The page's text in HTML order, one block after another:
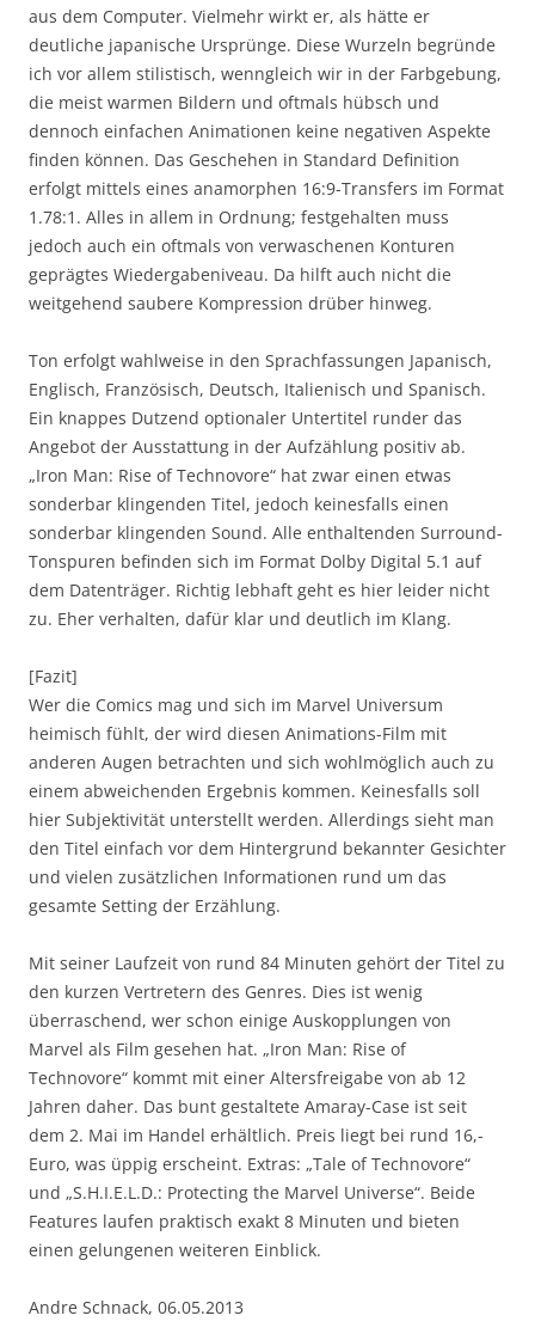
aus dem Computer. Vielmehr wirkt er, als hätte er
deutliche japanische Ursprünge. Diese Wurzeln begründe
ich vor allem stilistisch, wenngleich wir in der Farbgebung,
die meist warmen Bildern und oftmals hübsch und
dennoch einfachen Animationen keine negativen Aspekte
finden können. Das Geschehen in Standard Definition
erfolgt mittels eines anamorphen 16:9-Transfers im Format
1.78:1. Alles in allem in Ordnung; festgehalten muss
jedoch auch ein oftmals von verwaschenen Konturen
geprägtes Wiedergabeniveau. Da hilft auch nicht die
weitgehend saubere Kompression drüber hinweg.
Ton erfolgt wahlweise in den Sprachfassungen Japanisch,
Englisch, Französisch, Deutsch, Italienisch und Spanisch.
Ein knappes Dutzend optionaler Untertitel runder das
Angebot der Ausstattung in der Aufzählung positiv ab.
„Iron Man: Rise of Technovore“ hat zwar einen etwas
sonderbar klingenden Titel, jedoch keinesfalls einen
sonderbar klingenden Sound. Alle enthaltenden Surround-
Tonspuren befinden sich im Format Dolby Digital 5.1 auf
dem Datenträger. Richtig lebhaft geht es hier leider nicht
zu. Eher verhalten, dafür klar und deutlich im Klang.
[Fazit]
Wer die Comics mag und sich im Marvel Universum
heimisch fühlt, der wird diesen Animations-Film mit
anderen Augen betrachten und sich wohlmöglich auch zu
einem abweichenden Ergebnis kommen. Keinesfalls soll
hier Subjektivität unterstellt werden. Allerdings sieht man
den Titel einfach vor dem Hintergrund bekannter Gesichter
und vielen zusätzlichen Informationen rund um das
gesamte Setting der Erzählung.
Mit seiner Laufzeit von rund 84 Minuten gehört der Titel zu
den kurzen Vertretern des Genres. Dies ist wenig
überraschend, wer schon einige Auskopplungen von
Marvel als Film gesehen hat. „Iron Man: Rise of
Technovore“ kommt mit einer Altersfreigabe von ab 12
Jahren daher. Das bunt gestaltete Amaray-Case ist seit
dem 2. Mai im Handel erhältlich. Preis liegt bei rund 16,-
Euro, was üppig erscheint. Extras: „Tale of Technovore“
und „S.H.I.E.L.D.: Protecting the Marvel Universe“. Beide
Features laufen praktisch exakt 8 Minuten und bieten
einen gelungenen weiteren Einblick.
Andre Schnack, 06.05.2013